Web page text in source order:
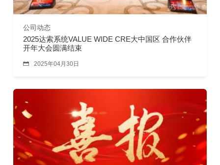
公司动态
2025达索系统VALUE WIDE CRE大中国区 合作伙伴
开年大会圆满结束
 2025年04月30日